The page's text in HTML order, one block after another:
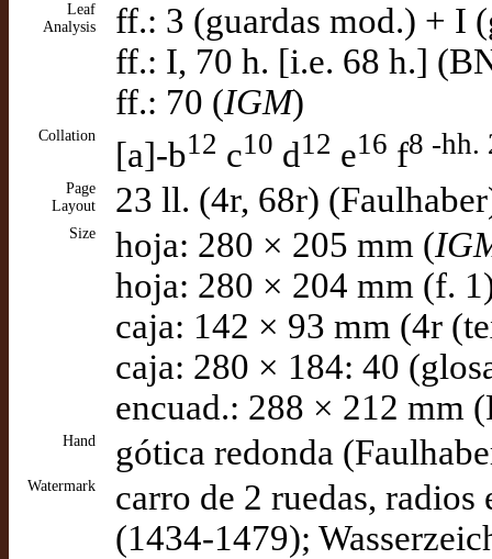
Leaf
Analysis
ff.: 3 (guardas mod.) + I
ff.: I, 70 h. [i.e. 68 h.]
ff.: 70 (IGM)
Collation [a]-b12 c10 d12 e16 f8 -hh.
Page
Layout
23 ll. (4r, 68r)
Size hoja: 280 × 205 mm (
hoja: 280 × 204 mm (f.
caja: 142 × 93 mm (4r
caja: 280 × 184: 40
encuad.: 288 × 212 mm
Hand gótica redonda
Watermark
carro de 2 ruedas,
(1434-1479);